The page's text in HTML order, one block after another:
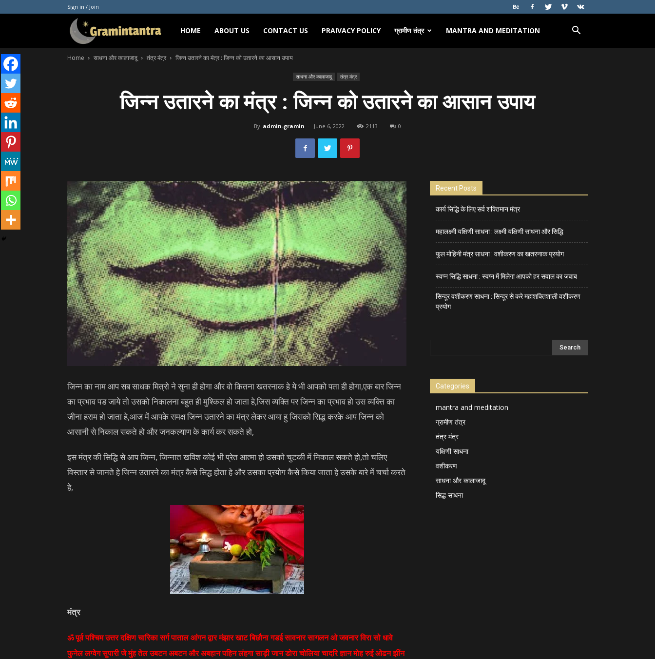
Sign in / Join
Gramintantra
HOME ABOUT US CONTACT US PRAIVACY POLICY ग्रामीण तंत्र MANTRA AND MEDITATION
Home साधना और कालाजादू तंत्र मंत्र जिन्न उतारने का मंत्र : जिन्न को उतारने का आसान उपाय
साधना और कालाजादू तंत्र मंत्र
जिन्न उतारने का मंत्र : जिन्न को उतारने का आसान उपाय
By admin-gramin - June 6, 2022 2113 0
जिन्न का नाम आप सब साधक मित्रो ने सुना ही होगा और वो कितना खतरनाक हे ये भी आपको पता ही होगा,एक बार जिन्न
का प्रभाव पड जाये तो उसको निकालना बहुत ही मुश्किल हो जाता हे,जिस व्यक्ति पर जिन्न का प्रभाव हो उस व्यक्ति का
जीना हराम हो जाता हे,आज में आपके समक्ष जिन्न उतारने का मंत्र लेकर आया हु जिसको सिद्ध करके आप जिन्न को
आसानी से निकाल सकते हो और जनकल्याण के कार्य कर सकते हो,
इस मंत्र की सिद्धि से आप जिन्न, जिन्नात खविश कोई भी प्रेत आत्मा हो उसको चुटकी में निकाल सकते हो,तो चलिए
विस्तार से जानते हे जिन्न उतारने का मंत्र कैसे सिद्ध होता हे और उसका प्रयोग कैसे किया जाता हे उसके बारे में चर्चा करते
हे,
मंत्र
ॐ पूर्व पश्चिम उत्तर दक्षिण चारिका सर्ग पाताल आंगन द्वार मंझार खाट बिछौना गडई सावनार सागलन ओ जवनार विरा सो धावे
फुनेल लग्वेग सुपारी जे मुंह तेल उबटन अबटन और अबहान पहिन लंहगा साड़ी जान डोरा चोलिया चादरि ज्ञान मोह रुई ओढन झींन
Recent Posts
कार्य सिद्धि के लिए सर्व शक्तिमान मंत्र
महालक्ष्मी यक्षिणी साधना : लक्ष्मी यक्षिणी साधना और सिद्धि
फुल मोहिनी मंत्र साधना : वशीकरण का खतरनाक प्रयोग
स्वप्न सिद्धि साधना : स्वप्न में मिलेगा आपको हर सवाल का जवाब
सिन्दूर वशीकरण साधना : सिन्दूर से करे महाशक्तिशाली वशीकरण
प्रयोग
Categories
mantra and meditation
ग्रामीण तंत्र
तंत्र मंत्र
यक्षिणी साधना
वशीकरण
साधना और कालाजादू
सिद्ध साधना